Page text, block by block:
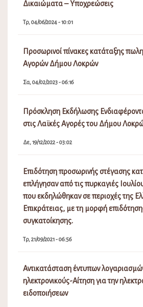
Δικαιώματα – Υποχρεώσεις
Τρ, 04/06/2024 - 10:01
Προσωρινοί πίνακες κατάταξης
Αγορών Δήμου Λοκρών
Σα, 04/02/2023 - 06:16
Πρόσκληση Εκδήλωσης
στις Λαϊκές Αγορές του Δήμου
Δε, 19/12/2022 - 03:02
Επιδότηση προσωρινής στέγασης
επλήγησαν από τις πυρκαγιές
που εκδηλώθηκαν σε περιοχές της
Επικράτειας, με τη μορφή
συγκατοίκησης.
Τρ, 21/09/2021 - 06:56
Αντικατάσταση έντυπων
ηλεκτρονικούς-Αίτηση για την
ειδοποιήσεων